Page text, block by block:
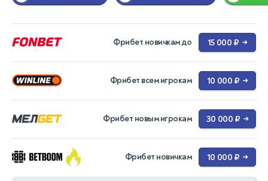
Фрибет новичкам до 15 000 ₽ →
Фрибет всем игрокам 10 000 ₽ →
Фрибет новым игрокам 30 000 ₽ →
Фрибет новичкам 10 000 ₽ →